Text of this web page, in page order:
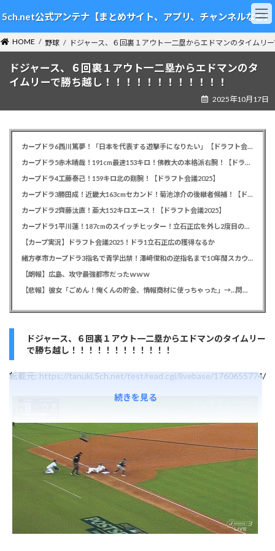
ン
テ
ン
ツ
ビ
ゲ
ー
シ
5ch.net公式アンテナ【まとめサイト、アプリ、チャンネルなど】
HOME 野球 ドジャース、６回裏１アウト一二塁からエドマンのタイムリ
ドジャース、６回裏１アウト一二塁からエドマンのタ
イムリーで勝ち越し！！！！！！！！！！！！
2025年10月17日
カープドラ6西川篤夢！「日本を代表する遊撃手になりたい」【ドラフト会議2025】
カープドラ5赤木晴哉！191cm最速153キロ！佛教大の本格派右腕！【ドラフト会議2025】
カープドラ4工藤泰己！159キロ北の剛腕！【ドラフト会議2025】
カープドラ3勝田成！近畿大163cmセカンド！菊池涼介の後継者候補！【ドラフト会議2025】
カープドラ2齊藤汰直！亜大152キロエース！【ドラフト会議2025】
カープドラ1平川蓮！187cmのスイッチヒッター！立石正広を外し2度目の重複も新井監督がクジを引き当てる！【ドラフト会議2025】
【カープ実況】ドラフト会議2025！ドラ1立石正広の獲得なるか
緒方孝市カープドラ3指名で青学出禁！澤﨑俊和の逆指名まで10年間スカウト出禁
【朗報】広島、攻守最強都市だったｗｗｗ
【悲報】彼女「ごめん！俺くんの貯金、情報商材に使っちゃった」→…問い詰めたらギャン泣きされたんだが俺が悪いのか？
ドジャース、６回裏１アウト一二塁からエドマンのタイムリー
で勝ち越し！！！！！！！！！！！！
転載元: https://tanuki.5ch.net/test/read.cgi/livebase/1760655774/
続きを見る